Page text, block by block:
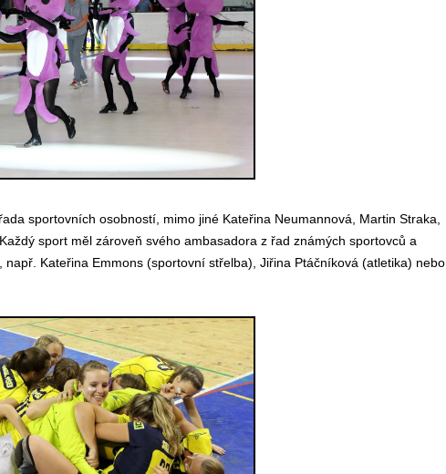
sportovních osobností, mimo jiné Kateřina Neumannová, Martin Straka,
sport měl zároveň svého ambasadora z řad známých sportovců a
Kateřina Emmons (sportovní střelba), Jiřina Ptáčníková (atletika) nebo